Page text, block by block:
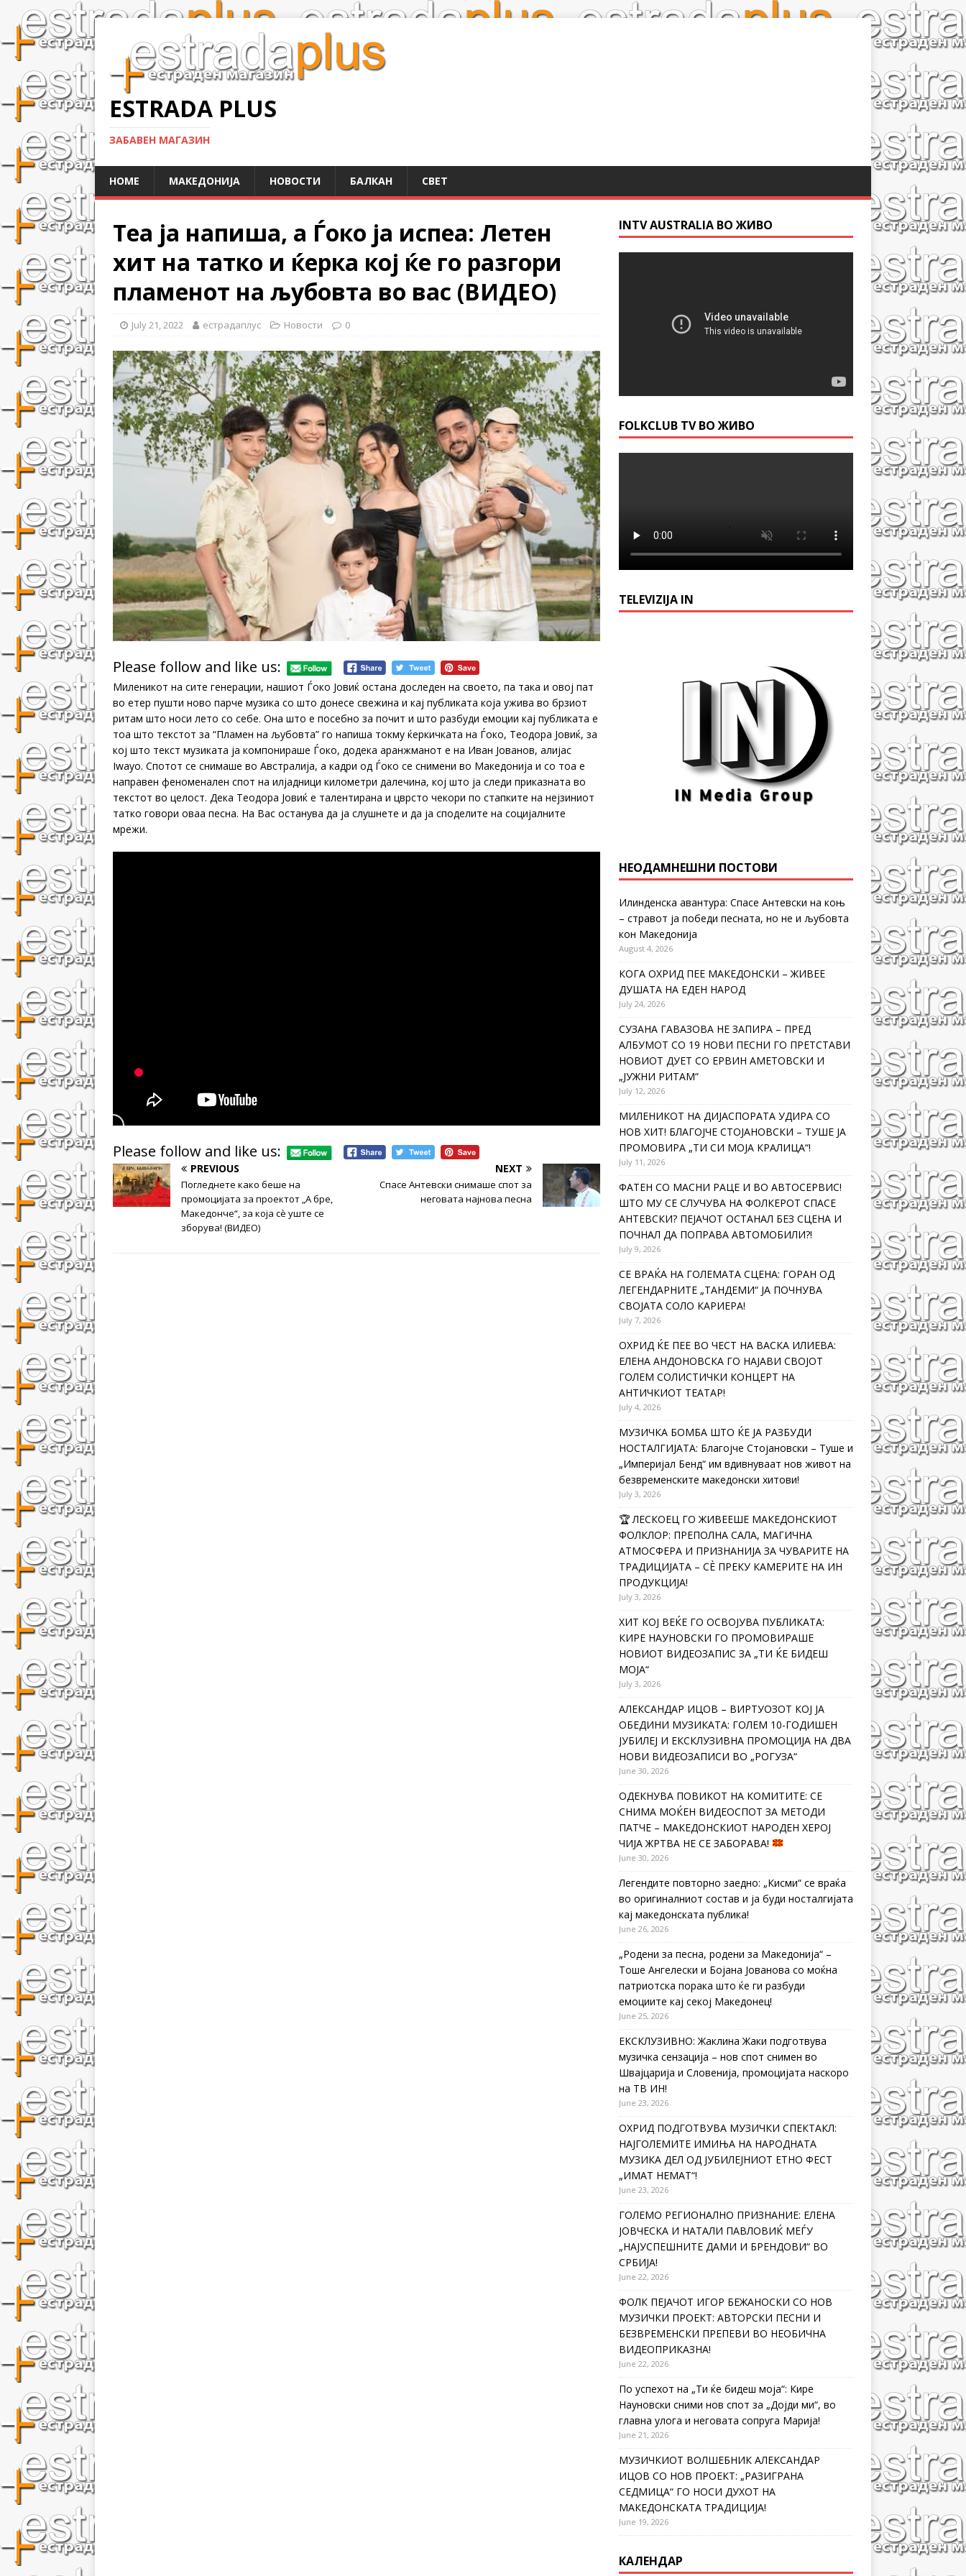
ESTRADA PLUS
ЗАБАВЕН МАГАЗИН
HOME МАКЕДОНИЈА НОВОСТИ БАЛКАН СВЕТ
Теа ја напиша, а Ѓоко ја испеа: Летен
хит на татко и ќерка кој ќе го разгори
пламенот на љубовта во вас (ВИДЕО)
July 21, 2022 естрадаплус Новости 0
Please follow and like us:
Миленикот на сите генерации, нашиот Ѓоко Јовиќ остана доследен на своето, па така и овој пат
во етер пушти ново парче музика со што донесе свежина и кај публиката која ужива во брзиот
ритам што носи лето со себе. Она што е посебно за почит и што разбуди емоции кај публиката е
тоа што текстот за “Пламен на љубовта” го напиша токму ќеркичката на Ѓоко, Теодора Јовиќ, за
кој што текст музиката ја компонираше Ѓоко, додека аранжманот е на Иван Јованов, алијас
Iwayo. Спотот се снимаше во Австралија, а кадри од Ѓоко се снимени во Македонија и со тоа е
направен феноменален спот на илјадници километри далечина, кој што ја следи приказната во
текстот во целост. Дека Теодора Јовиќ е талентирана и цврсто чекори по стапките на нејзиниот
татко говори оваа песна. На Вас останува да ја слушнете и да ја споделите на социјалните
мрежи.
Please follow and like us:
PREVIOUS
Погледнете како беше на
промоцијата за проектот „А бре,
Македонче“, за која сè уште се
зборува! (ВИДЕО)
NEXT
Спасе Антевски снимаше спот за
неговата најнова песна
INTV AUSTRALIA ВО ЖИВО
FOLKCLUB TV ВО ЖИВО
TELEVIZIJA IN
НЕОДАМНЕШНИ ПОСТОВИ
Илинденска авантура: Спасе Антевски на коњ
– стравот ја победи песната, но не и љубовта
кон Македонија
August 4, 2026
КОГА ОХРИД ПЕЕ МАКЕДОНСКИ – ЖИВЕЕ
ДУШАТА НА ЕДЕН НАРОД
July 24, 2026
СУЗАНА ГАВАЗОВА НЕ ЗАПИРА – ПРЕД
АЛБУМОТ СО 19 НОВИ ПЕСНИ ГО ПРЕТСТАВИ
НОВИОТ ДУЕТ СО ЕРВИН АМЕТОВСКИ И
„ЈУЖНИ РИТАМ“
July 12, 2026
МИЛЕНИКОТ НА ДИЈАСПОРАТА УДИРА СО
НОВ ХИТ! БЛАГОЈЧЕ СТОЈАНОВСКИ – ТУШЕ ЈА
ПРОМОВИРА „ТИ СИ МОЈА КРАЛИЦА“!
July 11, 2026
ФАТЕН СО МАСНИ РАЦЕ И ВО АВТОСЕРВИС!
ШТО МУ СЕ СЛУЧУВА НА ФОЛКЕРОТ СПАСЕ
АНТЕВСКИ? ПЕЈАЧОТ ОСТАНАЛ БЕЗ СЦЕНА И
ПОЧНАЛ ДА ПОПРАВА АВТОМОБИЛИ?!
July 9, 2026
СЕ ВРАЌА НА ГОЛЕМАТА СЦЕНА: ГОРАН ОД
ЛЕГЕНДАРНИТЕ „ТАНДЕМИ“ ЈА ПОЧНУВА
СВОЈАТА СОЛО КАРИЕРА!
July 7, 2026
ОХРИД ЌЕ ПЕЕ ВО ЧЕСТ НА ВАСКА ИЛИЕВА:
ЕЛЕНА АНДОНОВСКА ГО НАЈАВИ СВОЈОТ
ГОЛЕМ СОЛИСТИЧКИ КОНЦЕРТ НА
АНТИЧКИОТ ТЕАТАР!
July 4, 2026
МУЗИЧКА БОМБА ШТО ЌЕ ЈА РАЗБУДИ
НОСТАЛГИЈАТА: Благојче Стојановски – Туше и
„Империјал Бенд“ им вдивнуваат нов живот на
безвременските македонски хитови!
July 3, 2026
🏆 ЛЕСКОЕЦ ГО ЖИВЕЕШЕ МАКЕДОНСКИОТ
ФОЛКЛОР: ПРЕПОЛНА САЛА, МАГИЧНА
АТМОСФЕРА И ПРИЗНАНИЈА ЗА ЧУВАРИТЕ НА
ТРАДИЦИЈАТА – СÈ ПРЕКУ КАМЕРИТЕ НА ИН
ПРОДУКЦИЈА!
July 3, 2026
ХИТ КОЈ ВЕЌЕ ГО ОСВОЈУВА ПУБЛИКАТА:
КИРЕ НАУНОВСКИ ГО ПРОМОВИРАШЕ
НОВИОТ ВИДЕОЗАПИС ЗА „ТИ ЌЕ БИДЕШ
МОЈА“
July 3, 2026
АЛЕКСАНДАР ИЦОВ – ВИРТУОЗОТ КОЈ ЈА
ОБЕДИНИ МУЗИКАТА: ГОЛЕМ 10-ГОДИШЕН
ЈУБИЛЕЈ И ЕКСКЛУЗИВНА ПРОМОЦИЈА НА ДВА
НОВИ ВИДЕОЗАПИСИ ВО „РОГУЗА“
June 30, 2026
ОДЕКНУВА ПОВИКОТ НА КОМИТИТЕ: СЕ
СНИМА МОЌЕН ВИДЕОСПОТ ЗА МЕТОДИ
ПАТЧЕ – МАКЕДОНСКИОТ НАРОДЕН ХЕРОЈ
ЧИЈА ЖРТВА НЕ СЕ ЗАБОРАВА!
June 30, 2026
Легендите повторно заедно: „Кисми“ се враќа
во оригиналниот состав и ја буди носталгијата
кај македонската публика!
June 26, 2026
„Родени за песна, родени за Македонија“ –
Тоше Ангелески и Бојана Јованова со моќна
патриотска порака што ќе ги разбуди
емоциите кај секој Македонец!
June 25, 2026
ЕКСКЛУЗИВНО: Жаклина Жаки подготвува
музичка сензација – нов спот снимен во
Швајцарија и Словенија, промоцијата наскоро
на ТВ ИН!
June 23, 2026
ОХРИД ПОДГОТВУВА МУЗИЧКИ СПЕКТАКЛ:
НАЈГОЛЕМИТЕ ИМИЊА НА НАРОДНАТА
МУЗИКА ДЕЛ ОД ЈУБИЛЕЈНИОТ ЕТНО ФЕСТ
„ИМАТ НЕМАТ“!
June 23, 2026
ГОЛЕМО РЕГИОНАЛНО ПРИЗНАНИЕ: ЕЛЕНА
ЈОВЧЕСКА И НАТАЛИ ПАВЛОВИЌ МЕЃУ
„НАЈУСПЕШНИТЕ ДАМИ И БРЕНДОВИ“ ВО
СРБИЈА!
June 22, 2026
ФОЛК ПЕЈАЧОТ ИГОР БЕЖАНОСКИ СО НОВ
МУЗИЧКИ ПРОЕКТ: АВТОРСКИ ПЕСНИ И
БЕЗВРЕМЕНСКИ ПРЕПЕВИ ВО НЕОБИЧНА
ВИДЕОПРИКАЗНА!
June 22, 2026
По успехот на „Ти ќе бидеш моја“: Кире
Науновски сними нов спот за „Дојди ми“, во
главна улога и неговата сопруга Марија!
June 21, 2026
МУЗИЧКИОТ ВОЛШЕБНИК АЛЕКСАНДАР
ИЦОВ СО НОВ ПРОЕКТ: „РАЗИГРАНА
СЕДМИЦА“ ГО НОСИ ДУХОТ НА
МАКЕДОНСКАТА ТРАДИЦИЈА!
June 19, 2026
КАЛЕНДАР